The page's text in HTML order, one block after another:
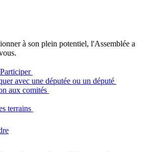
à son plein potentiel, l'Assemblée a
avec une députée ou un député
aux comités
terrains